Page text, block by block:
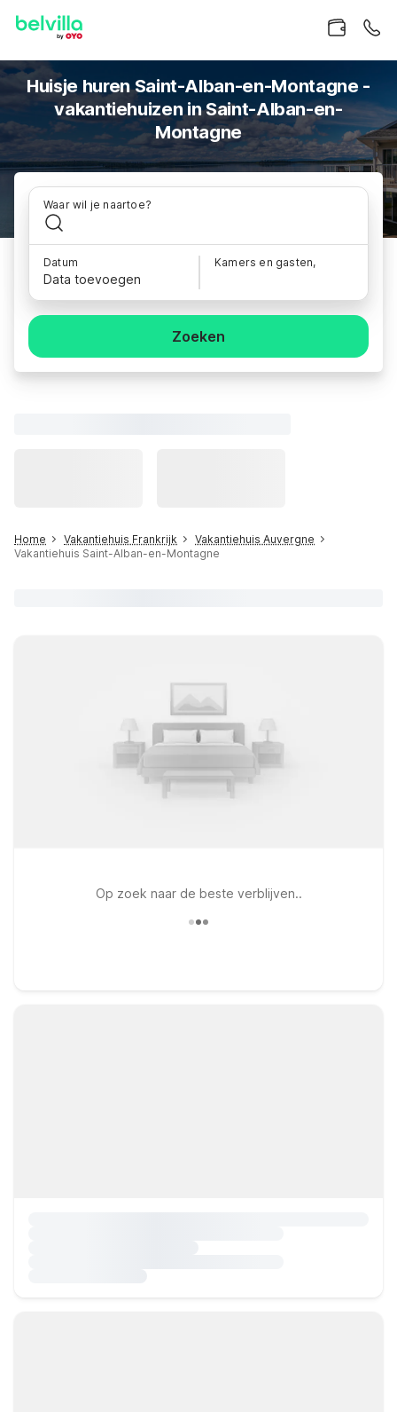
Huisje huren Saint-Alban-en-Montagne -
vakantiehuizen in Saint-Alban-en-
Montagne
Waar wil je naartoe?
Datum
Data toevoegen
Kamers en gasten,
Zoeken
Home Vakantiehuis Frankrijk
Vakantiehuis Auvergne
Vakantiehuis Saint-Alban-en-Montagne
Op zoek naar de beste verblijven..